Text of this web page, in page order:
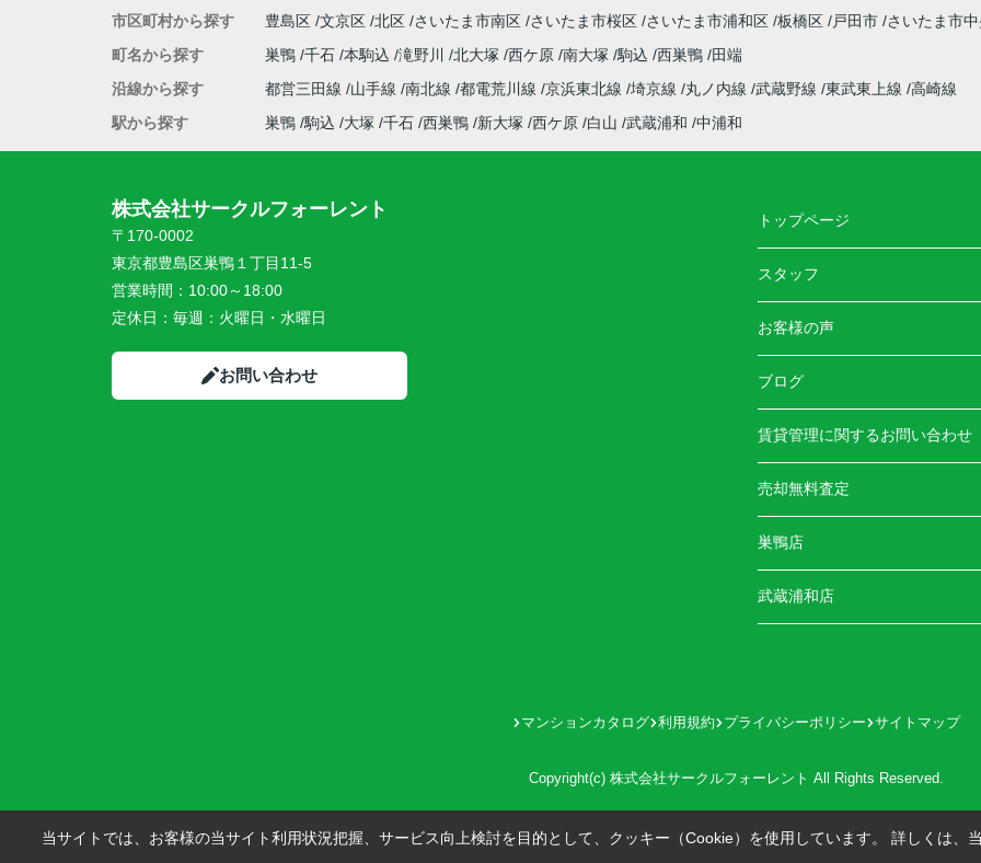
市区町村から探す 豊島区 文京区 北区 さいたま市南区 さいたま市桜区 さいたま市浦和区 板橋区 戸田市
さいたま市
町名から探す
巣鴨 千石 本駒込 滝野川 北大塚 西ケ原 南大塚 駒込 西巣鴨
田端
沿線から探す
都営三田線 山手線 南北線 都電荒川線 京浜東北線 埼京線 丸ノ内線 武蔵野線 東武東上線 高崎線
駅から探す
巣鴨 駒込 大塚 千石 西巣鴨 新大塚 西ケ原 白山 武蔵浦和 中浦和
株式会社サークルフォーレント
〒170-0002
東京都豊島区巣鴨１丁目11-5
営業時間： 10:00～18:00
定休日： 毎週：火曜日・水曜日
お問い合わせ
トップページ
スタッフ
お客様の声
ブログ
賃貸管理に関するお問い合わせ
売却無料査定
巣鴨店
武蔵浦和店
マンションカタログ 利用規約 プライバシーポリシー サイトマップ
Copyright(c) 株式会社サークルフォーレント All Rights Reserved.
当サイトでは、お客様の当サイト利用状況把握、サービス向上検討を目的として、クッキー（Cookie）を使用しています。 詳しくは、